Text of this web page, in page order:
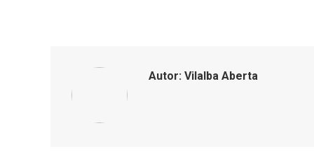
Autor: Vilalba Aberta